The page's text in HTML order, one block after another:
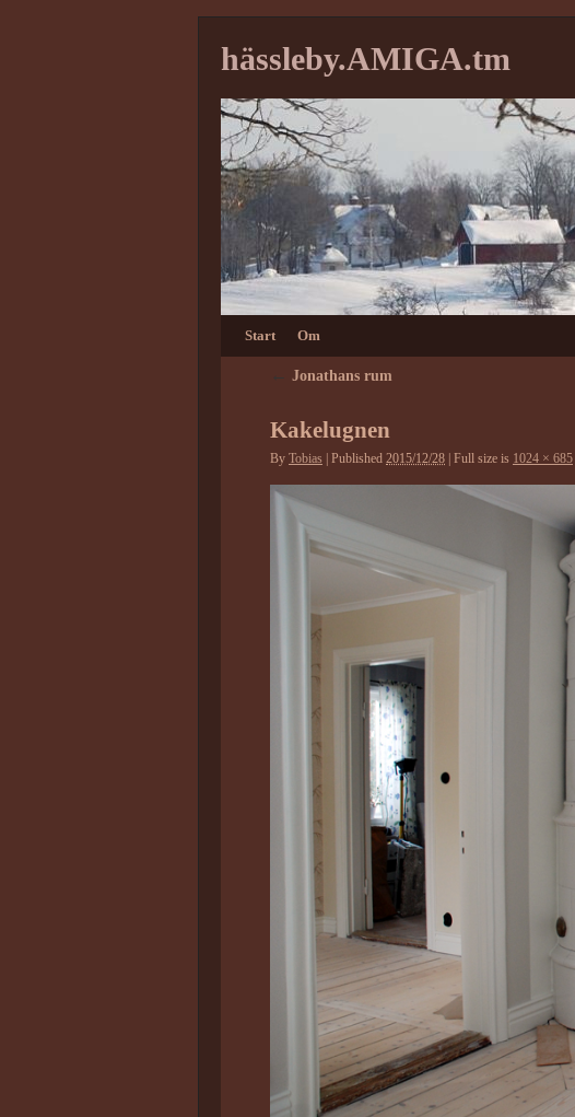
hässleby.AMIGA.tm
Start Om
← Jonathans rum
Kakelugnen
By Tobias Published 2015/12/28 Full size is 1024 × 685